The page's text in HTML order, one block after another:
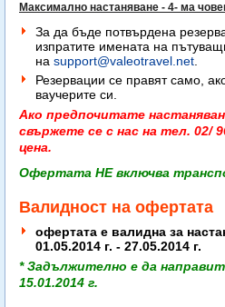
Максимално настаняване - 4- ма
За да бъде потвърдена
изпратите имената на
на support@valeotravel.net
Резервации се правят само,
ваучерите си.
Ако предпочитате
свържете се с нас на тел. 02/
цена.
Офертата НЕ включва
Валидност на офертата
офертата е валидна за
01.05.2014 г. - 27.05.2014 г.
* Задължително е да
15.01.2014 г.